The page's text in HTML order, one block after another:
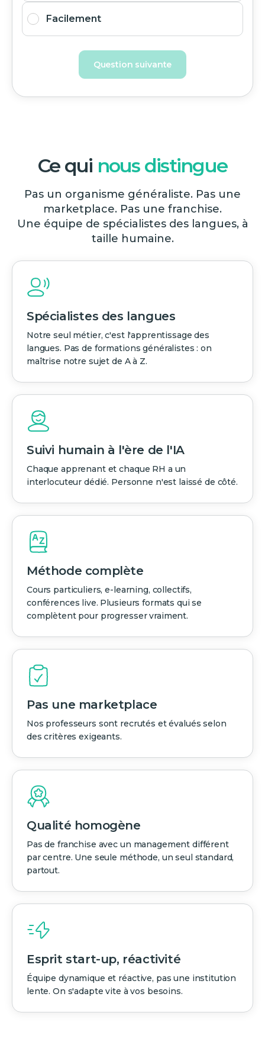
Facilement
Question suivante
Ce qui nous distingue
Pas un organisme généraliste. Pas une
marketplace. Pas une franchise.
Une équipe de spécialistes des langues, à
taille humaine.
Spécialistes des langues
Notre seul métier, c'est l'apprentissage des
langues. Pas de formations généralistes : on
maîtrise notre sujet de A à Z.
Suivi humain à l'ère de l'IA
Chaque apprenant et chaque RH a un
interlocuteur dédié. Personne n'est laissé de côté.
Méthode complète
Cours particuliers, e-learning, collectifs,
conférences live. Plusieurs formats qui se
complètent pour progresser vraiment.
Pas une marketplace
Nos professeurs sont recrutés et évalués selon
des critères exigeants.
Qualité homogène
Pas de franchise avec un management différent
par centre. Une seule méthode, un seul standard,
partout.
Esprit start-up, réactivité
Équipe dynamique et réactive, pas une institution
lente. On s'adapte vite à vos besoins.